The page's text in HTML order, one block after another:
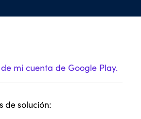
mi cuenta de Google Play.
de solución: